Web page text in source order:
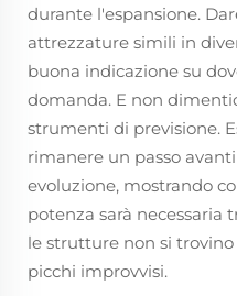
durante l'espansione.
attrezzature simili in
buona indicazione su
domanda. E non
strumenti di previsione.
rimanere un passo
evoluzione, mostrando
potenza sarà necessaria
le strutture non si
picchi improvvisi.